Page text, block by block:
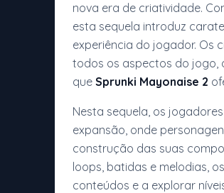
nova era de criatividade.
esta sequela introduz
experiência do jogador. Os
todos os aspectos do jogo,
que Sprunki Mayonaise 2
Nesta sequela, os
expansão, onde
construção das suas
loops, batidas e melodias,
conteúdos e a explorar